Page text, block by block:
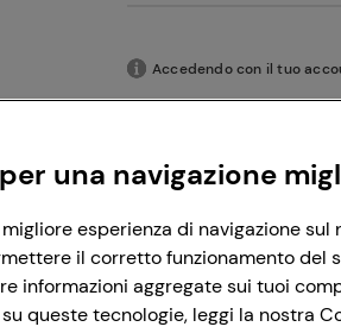
Accedendo con il tuo
una navigazione
esperienza di navigazione
il corretto funzionamento del
informazioni aggregate sui tuoi
queste tecnologie, leggi la nostra